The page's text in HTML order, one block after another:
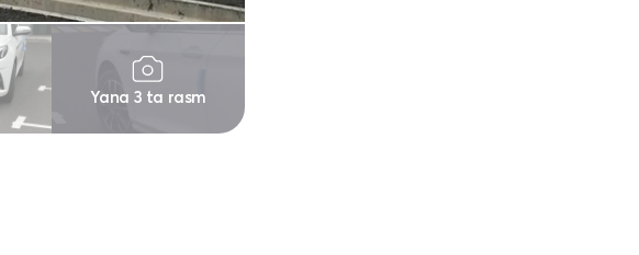
Yana 3 ta rasm